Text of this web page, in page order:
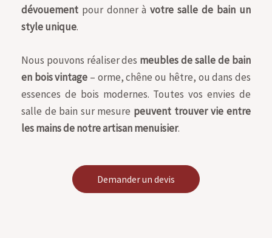
dévouement pour donner à votre salle de bain un
style unique.
Nous pouvons réaliser des meubles de salle de bain
en bois vintage – orme, chêne ou hêtre, ou dans des
essences de bois modernes. Toutes vos envies de
salle de bain sur mesure peuvent trouver vie entre
les mains de notre artisan menuisier.
Demander un devis